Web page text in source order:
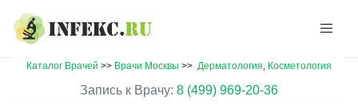
Каталог Врачей >> Врачи Москвы >> Дерматология, Косметология
Запись к Врачу: 8 (499) 969-20-36